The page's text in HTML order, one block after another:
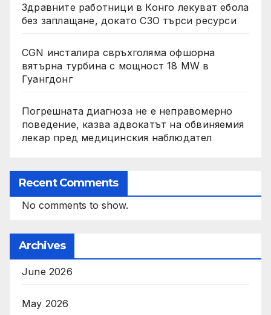
Здравните работници в Конго лекуват ебола
без заплащане, докато СЗО търси ресурси
CGN инсталира свръхголяма офшорна
вятърна турбина с мощност 18 MW в
Гуангдонг
Погрешната диагноза не е неправомерно
поведение, казва адвокатът на обвиняемия
лекар пред медицинския наблюдател
Recent Comments
No comments to show.
Archives
June 2026
May 2026